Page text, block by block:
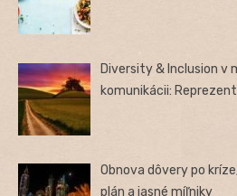
Diversity & Inclusion v
komunikácii:
Obnova dôvery po
plán a jasné míľniky